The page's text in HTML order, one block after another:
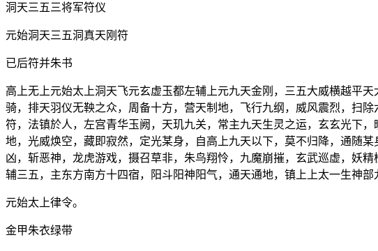
洞天三五三将军符仪
元始洞天三五洞真天刚符
已后符并朱书
高上无上元始太上洞天飞元玄虚玉都左辅上元九天金刚，三五大威横越平
骑，排天羽仪无鞅之众，周备十方，营天制地，飞行九纲，威风震烈，扫
符，法镇於人，左宫青华玉阙，天玑九关，常主九天生灵之运，玄玄光下
地，光威焕空，藏即寂然，定光某身，自高上九天以下，莫不归降，通随
凶，斩恶神，龙虎游戏，摄召草非，朱鸟翔怜，九魔崩摧，玄武巡虚，妖
辅三五，主东方南方十四宿，阳斗阳神阳气，通天通地，镇上上太一生神
元始太上律令。
金甲朱衣绿带